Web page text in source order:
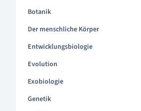
Botanik
Der menschliche Körper
Entwicklungsbiologie
Evolution
Exobiologie
Genetik